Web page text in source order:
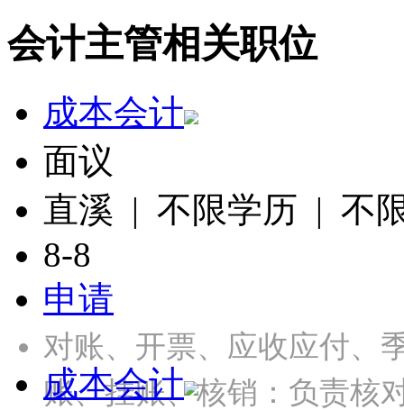
会计主管相关职位
成本会计
面议
直溪 | 不限学历 | 不
8-8
申请
对账、开票、应收应付、
账、挂账、核销：负责
成本会计